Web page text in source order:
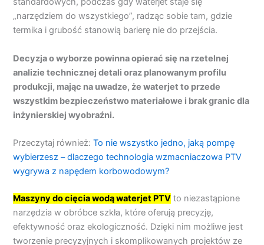
„narzędziem do wszystkiego”, radząc sobie tam, gdzie
termika i grubość stanowią barierę nie do przejścia.
Decyzja o wyborze powinna opierać się na rzetelnej
analizie technicznej detali oraz planowanym profilu
produkcji, mając na uwadze, że waterjet to przede
wszystkim bezpieczeństwo materiałowe i brak granic dla
inżynierskiej wyobraźni.
Przeczytaj również:To nie wszystko jedno, jaką pompę
wybierzesz – dlaczego technologia wzmacniaczowa PTV
wygrywa z napędem korbowodowym?
Maszyny do cięcia wodą waterjet PTV to niezastąpione
narzędzia w obróbce szkła, które oferują precyzję,
efektywność oraz ekologiczność. Dzięki nim możliwe jest
tworzenie precyzyjnych i skomplikowanych projektów ze